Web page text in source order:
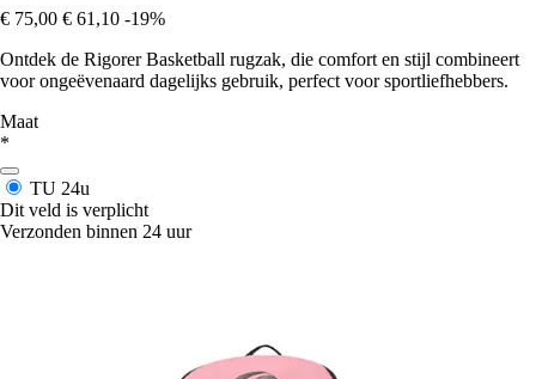
€ 75,00 € 61,10 -19%
Ontdek de Rigorer Basketball rugzak, die comfort en stijl combineert
voor ongeëvenaard dagelijks gebruik, perfect voor sportliefhebbers.
Maat
*
TU 24u
Dit veld is verplicht
Verzonden binnen 24 uur